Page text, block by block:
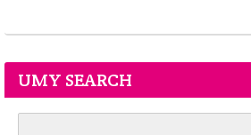
UMY SEARCH